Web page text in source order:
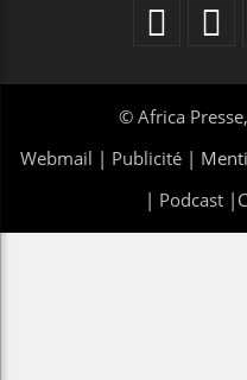
© Africa Presse
Webmail | Publicité |
| Podcast|